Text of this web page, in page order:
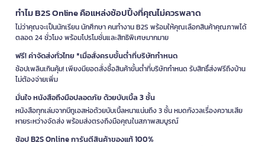
ทำไม B2S Online คือแหล่งช้อปปิ้งที่คุณไม่ควรพลาด
ไม่ว่าคุณจะเป็นนักเรียน นักศึกษา คนทำงาน B2S พร้อมให้คุณเลือกสินค้าคุณภาพได้
ตลอด 24 ชั่วโมง พร้อมโปรโมชั่นและสิทธิพิเศษมากมาย
ฟรี! ค่าจัดส่งทั่วไทย *เมื่อสั่งครบขั้นต่ำที่บริษัทกำหนด
ช้อปเพลินเกินคุ้ม! เพียงมียอดสั่งซื้อสินค้าขั้นต่ำที่บริษัทกำหนด รับสิทธิ์ส่งฟรีถึงบ้าน
ไม่ต้องจ่ายเพิ่ม
มั่นใจ หนังสือถึงมือปลอดภัย ด้วยบับเบิ้ล 3 ชั้น
หนังสือทุกเล่มจากบีทูเอสห่อด้วยบับเบิ้ลหนาแน่นถึง 3 ชั้น หมดกังวลเรื่องความเสีย
หายระหว่างจัดส่ง พร้อมส่งตรงถึงมือคุณในสภาพสมบูรณ์
ช้อป B2S Online การันตีสินค้าของแท้ 100%